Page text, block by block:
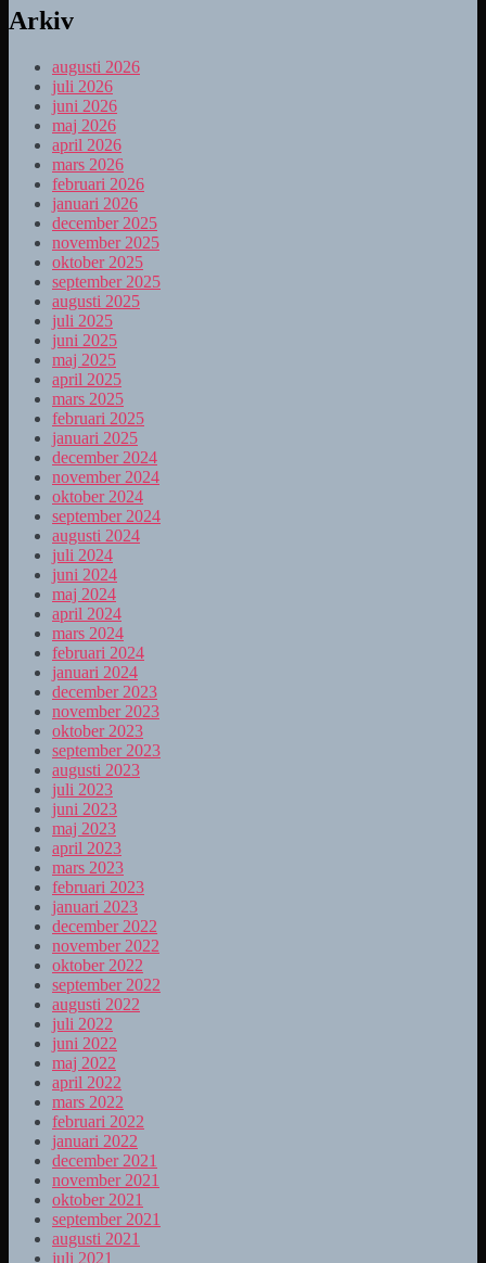
Arkiv
augusti 2026
juli 2026
juni 2026
maj 2026
april 2026
mars 2026
februari 2026
januari 2026
december 2025
november 2025
oktober 2025
september 2025
augusti 2025
juli 2025
juni 2025
maj 2025
april 2025
mars 2025
februari 2025
januari 2025
december 2024
november 2024
oktober 2024
september 2024
augusti 2024
juli 2024
juni 2024
maj 2024
april 2024
mars 2024
februari 2024
januari 2024
december 2023
november 2023
oktober 2023
september 2023
augusti 2023
juli 2023
juni 2023
maj 2023
april 2023
mars 2023
februari 2023
januari 2023
december 2022
november 2022
oktober 2022
september 2022
augusti 2022
juli 2022
juni 2022
maj 2022
april 2022
mars 2022
februari 2022
januari 2022
december 2021
november 2021
oktober 2021
september 2021
augusti 2021
juli 2021